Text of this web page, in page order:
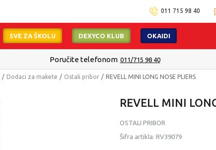
011 715 98 40
SVE ZA ŠKOLU DEXYCO KLUB OKAIDI
Poručite telefonom 011/715 98 40
Dodaci za makete Ostali pribor REVELL MINI LONG NOSE PLIERS
REVELL MINI
OSTALI PRIBOR
Šifra artikla: RV39079